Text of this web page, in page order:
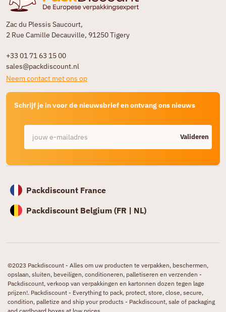
Zac du Plessis Saucourt,
2 Rue Camille Decauville, 91250 Tigery
+33 01 71 63 15 00
sales@packdiscount.nl
Neem contact met ons op
Schrijf je in voor de nieuwsbrief en ontvang ons nieuws
Valideren
Packdiscount France
Packdiscount Belgium (FR | NL)
©2023 Packdiscount - Alles om uw producten te verpakken, beschermen,
opslaan, sluiten, beveiligen, conditioneren, palletiseren en verzenden -
Packdiscount, verkoop van verpakkingen en kartonnen dozen tegen lage
prijzen!. Packdiscount - Everything to pack, protect, store, close, secure,
condition, palletize and ship your products - Packdiscount, sale of packaging